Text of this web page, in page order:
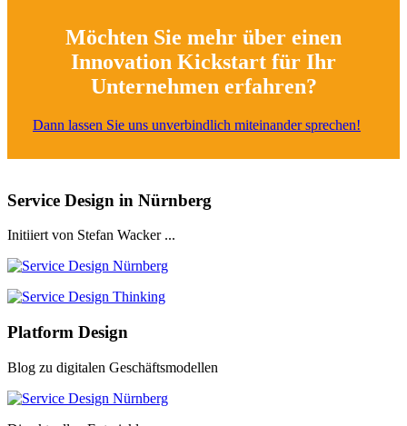
Möchten Sie mehr über einen
Innovation Kickstart für Ihr
Unternehmen erfahren?
Dann lassen Sie uns unverbindlich miteinander sprechen!
Service Design in Nürnberg
Initiiert von Stefan Wacker ...
Platform Design
Blog zu digitalen Geschäftsmodellen